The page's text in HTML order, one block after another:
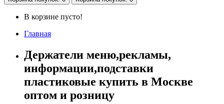
В корзине пусто!
Главная
Держатели меню,рекламы,
информации,подставки
пластиковые купить в Москве
оптом и розницу